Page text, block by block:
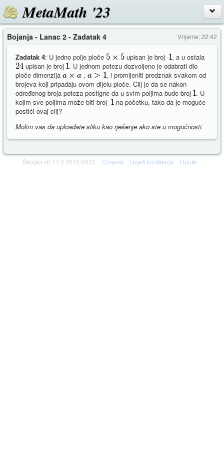
MetaMath '23
Vrijeme: 22:42
Bojanja - Lanac 2 - Zadatak 4
Zadatak 4: U jedno polje ploče upisan je broj - , a u ostala
upisan je broj . U jednom potezu dozvoljeno je odabrati dio
ploče dimenzija
,
, i promijeniti predznak svakom od
brojeva koji pripadaju ovom dijelu ploče. Cilj je da se nakon
određenog broja poteza postigne da u svim poljima bude broj . U
kojim sve poljima može biti broj - na početku, tako da je moguće
postići ovaj cilj?
Molim vas da uploadate sliku kao rješenje ako ste u mogućnosti.
Školjka v0.11.0 2012-2022 O nama Uvjeti korištenja Upute